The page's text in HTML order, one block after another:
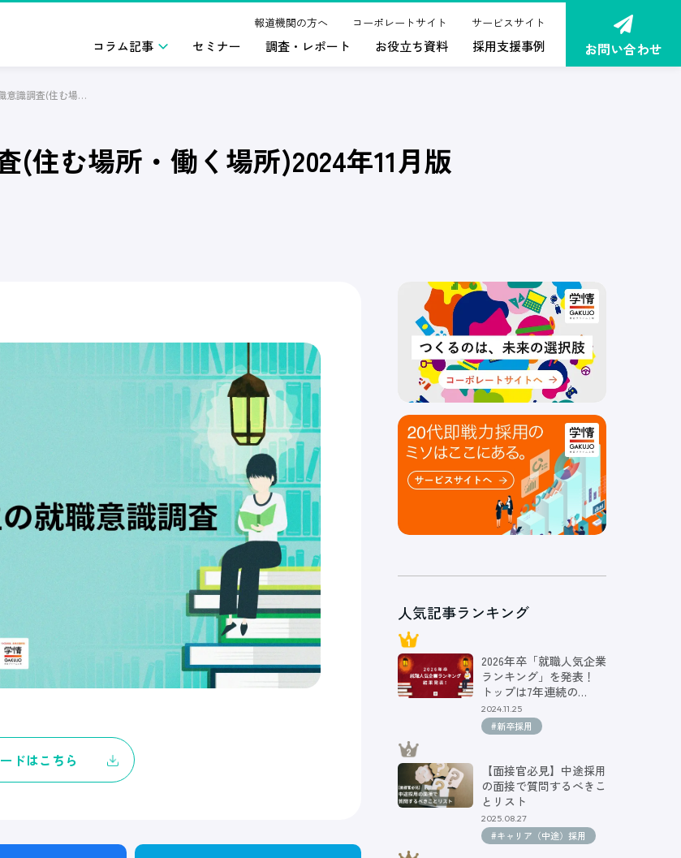
報道機関の方へ コーポレートサイト サービスサイト
コラム記事 セミナー 調査・レポート お役立ち資料 採用支援事例 お問い合わせ
2026年卒学生の就職意識調査(住む場所・働く場所)2024年11月版
(住む場所・働く場所)2024年11月版
ドはこちら
人気記事ランキング
2026年卒「就職人気企業
ランキング」を発表！
トップは7年連続の…
2024.11.25
#新卒採用
【面接官必見】中途採用
の面接で質問するべきこ
とリスト
2025.08.27
#キャリア（中途）採用